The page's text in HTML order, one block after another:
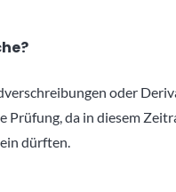
oder
Prüfung, da in diesem
dürften.